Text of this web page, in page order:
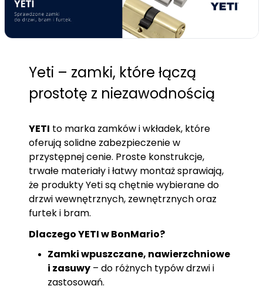
Yeti – zamki, które łączą
prostotę z niezawodnością
YETI to marka zamków i wkładek, które
oferują solidne zabezpieczenie w
przystępnej cenie. Proste konstrukcje,
trwałe materiały i łatwy montaż sprawiają,
że produkty Yeti są chętnie wybierane do
drzwi wewnętrznych, zewnętrznych oraz
furtek i bram.
Dlaczego YETI w BonMario?
Zamki wpuszczane, nawierzchniowe
i zasuwy – do różnych typów drzwi i
zastosowań.